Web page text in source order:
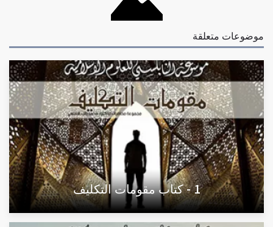
موضوعات متعلقة
1 - كتاب مقومات التكليف